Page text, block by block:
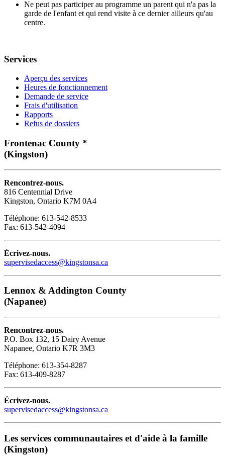
Ne peut pas participer au programme un parent qui n'a pas la
garde de l'enfant et qui rend visite à ce dernier ailleurs qu'au
centre.
Services
Aperçu des services
Heures de fonctionnement
Demande de service
Frais d'utilisation
Rapports
Refus de dossiers
Frontenac County *
(Kingston)
Rencontrez-nous.
816 Centennial Drive
Kingston, Ontario K7M 0A4
Téléphone: 613-542-8533
Fax: 613-542-4094
Écrivez-nous.
supervisedaccess@kingstonsa.ca
Lennox & Addington County
(Napanee)
Rencontrez-nous.
P.O. Box 132, 15 Dairy Avenue
Napanee, Ontario K7R 3M3
Téléphone: 613-354-8287
Fax: 613-409-8287
Écrivez-nous.
supervisedaccess@kingstonsa.ca
Les services communautaires et d'aide à la famille
(Kingston)